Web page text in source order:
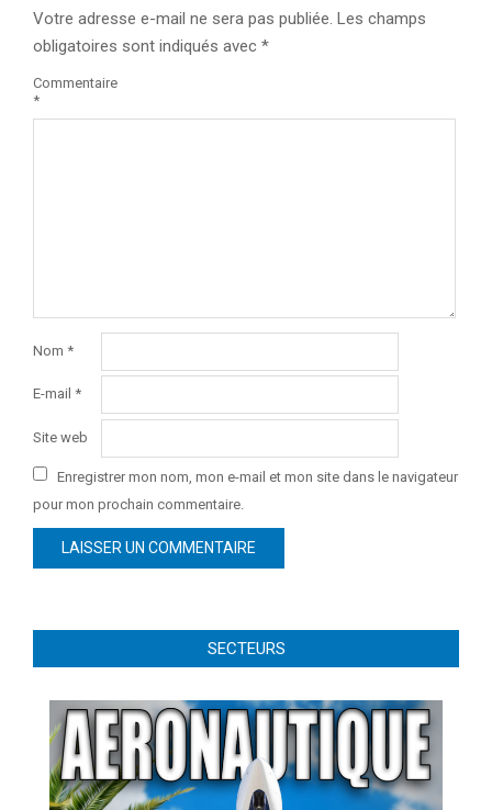
Votre adresse e-mail ne sera pas publiée. Les champs
obligatoires sont indiqués avec *
Commentaire
*
Nom *
E-mail *
Site web
Enregistrer mon nom, mon e-mail et mon site dans le navigateur
pour mon prochain commentaire.
SECTEURS